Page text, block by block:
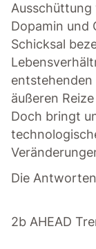
Dopamin und
Schicksal
entstehenden
äußeren
Doch bringt
Die
2b AHEAD